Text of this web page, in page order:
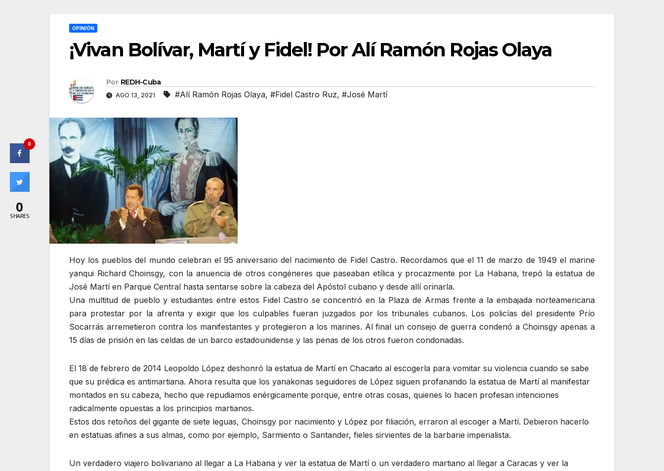
OPINIÓN
¡Vivan Bolívar, Martí y Fidel! Por Alí Ramón Rojas Olaya
Por REDH-Cuba
AGO 13, 2021 #Alí Ramón Rojas Olaya, #Fidel Castro Ruz, #José Martí
Hoy los pueblos del mundo celebran el 95 aniversario del nacimiento de Fidel Castro. Recordamos que el 11 de marzo de 1949 el marine
yanqui Richard Choinsgy, con la anuencia de otros congéneres que paseaban etílica y procazmente por La Habana, trepó la estatua de
José Martí en Parque Central hasta sentarse sobre la cabeza del Apóstol cubano y desde allí orinarla.
Una multitud de pueblo y estudiantes entre estos Fidel Castro se concentró en la Plaza de Armas frente a la embajada norteamericana
para protestar por la afrenta y exigir que los culpables fueran juzgados por los tribunales cubanos. Los policías del presidente Prío
Socarrás arremetieron contra los manifestantes y protegieron a los marines. Al final un consejo de guerra condenó a Choinsgy apenas a
15 días de prisión en las celdas de un barco estadounidense y las penas de los otros fueron condonadas.
El 18 de febrero de 2014 Leopoldo López deshonró la estatua de Martí en Chacaito al escogerla para vomitar su violencia cuando se sabe
que su prédica es antimartiana. Ahora resulta que los yanakonas seguidores de López siguen profanando la estatua de Martí al manifestar
montados en su cabeza, hecho que repudiamos enérgicamente porque, entre otras cosas, quienes lo hacen profesan intenciones
radicalmente opuestas a los principios martianos.
Estos dos retoños del gigante de siete leguas, Choinsgy por nacimiento y López por filiación, erraron al escoger a Martí. Debieron hacerlo
en estatuas afines a sus almas, como por ejemplo, Sarmiento o Santander, fieles sirvientes de la barbarie imperialista.
Un verdadero viajero bolivariano al llegar a La Habana y ver la estatua de Martí o un verdadero martiano al llegar a Caracas y ver la
0
0
SHARES